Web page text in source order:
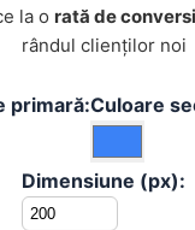
la o rată de
rândul clienților noi
primară:Culoare
Dimensiune (px):